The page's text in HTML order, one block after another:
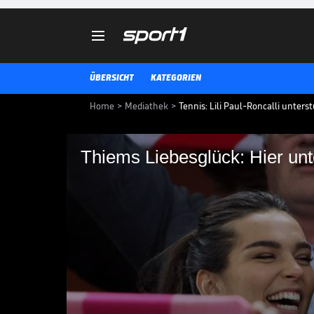

ÜBERSICHT KATEGORIEN
Home > Mediathek > Tennis: Lili Paul-Roncalli
Thiems
Lili den Tennis-Star
Dominic Thiem ist zurzeit bei
Dabei erhält er besondere
TENNIS